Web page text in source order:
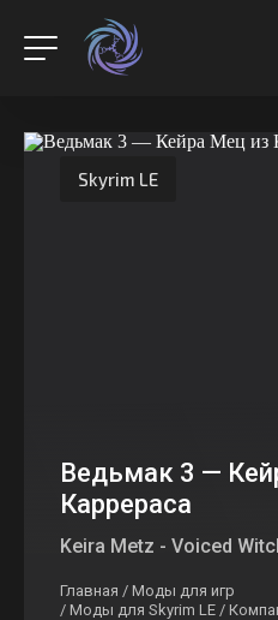
Skyrim LE
Ведьмак 3 —
Каррераса
Keira Metz - Voiced
Главная / Моды для игр
/ Моды для Skyrim LE /